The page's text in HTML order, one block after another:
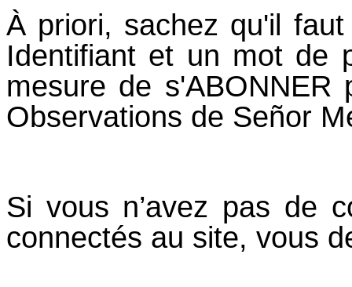
À priori, sachez qu'il
Identifiant et un mot de
mesure de
Observations de Señor
Si vous n’avez pas de
connectés au site, vous